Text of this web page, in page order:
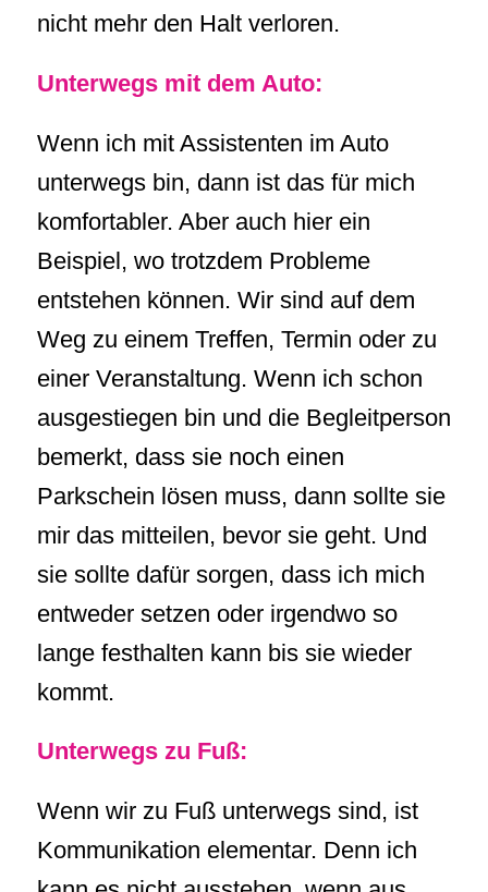
nicht mehr den Halt verloren.
Unterwegs mit dem Auto:
Wenn ich mit Assistenten im Auto
unterwegs bin, dann ist das für mich
komfortabler. Aber auch hier ein
Beispiel, wo trotzdem Probleme
entstehen können. Wir sind auf dem
Weg zu einem Treffen, Termin oder zu
einer Veranstaltung. Wenn ich schon
ausgestiegen bin und die Begleitperson
bemerkt, dass sie noch einen
Parkschein lösen muss, dann sollte sie
mir das mitteilen, bevor sie geht. Und
sie sollte dafür sorgen, dass ich mich
entweder setzen oder irgendwo so
lange festhalten kann bis sie wieder
kommt.
Unterwegs zu Fuß:
Wenn wir zu Fuß unterwegs sind, ist
Kommunikation elementar. Denn ich